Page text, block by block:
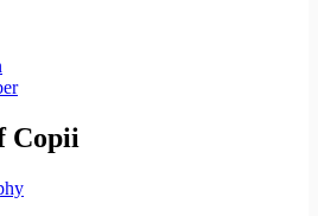
Copii